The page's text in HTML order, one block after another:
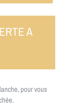
A
pour vous